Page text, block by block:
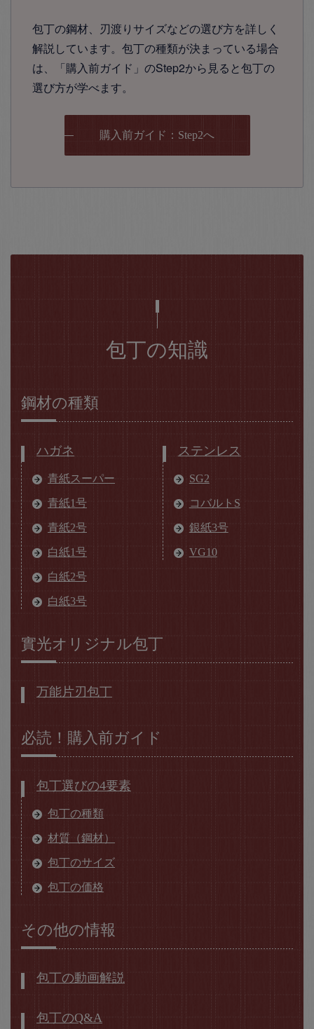
包丁の鋼材、刃渡りサイズなどの選び方を詳しく
解説しています。包丁の種類が決まっている場合
は、「購入前ガイド」のStep2から見ると包丁の
選び方が学べます。
購入前ガイド：Step2へ
包丁の知識
鋼材の種類
ハガネ
青紙スーパー
青紙1号
青紙2号
白紙1号
白紙2号
白紙3号
ステンレス
SG2
コバルトS
銀紙3号
VG10
實光オリジナル包丁
万能片刃包丁
必読！購入前ガイド
包丁選びの4要素
包丁の種類
材質（鋼材）
包丁のサイズ
包丁の価格
その他の情報
包丁の動画解説
包丁のQ&A